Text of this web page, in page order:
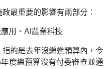
最重要的影響有兩部分：
用、AI農業科技
的是去年沒編進預算內，今
度總預算沒有付委審查並通